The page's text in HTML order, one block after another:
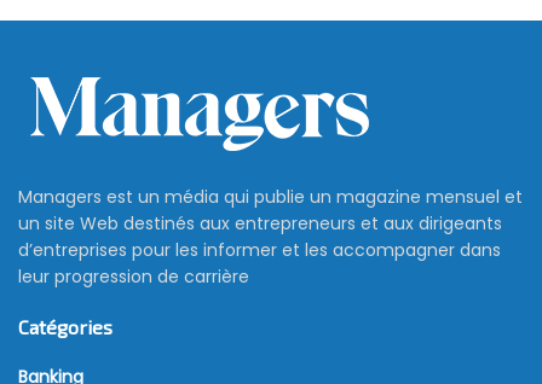
Les tendances de design web
pour l’année 2021: ce qu’il faut
en savoir